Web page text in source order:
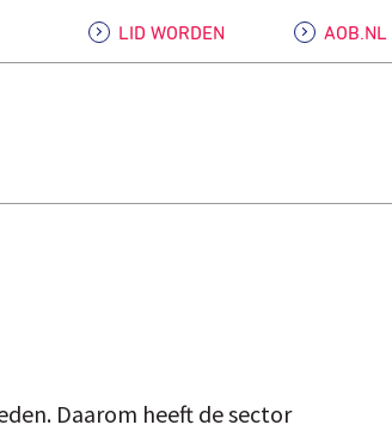
LID WORDEN AOB.NL
Daarom heeft de sector